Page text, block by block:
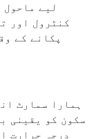
لیے
کنٹرول اور
پکانے کے
ہمارا سمارٹ
سکون کو یقینی